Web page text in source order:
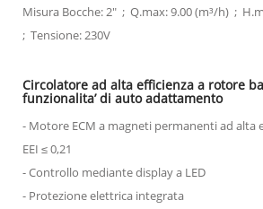
Misura Bocche: 2" ; Q.max: 9.00 (m³/h) ;
; Tensione: 230V
Circolatore ad alta efficienza a rotore
funzionalita’ di auto adattamento
- Motore ECM a magneti permanenti ad alta
EEI ≤ 0,21
- Controllo mediante display a LED
- Protezione elettrica integrata